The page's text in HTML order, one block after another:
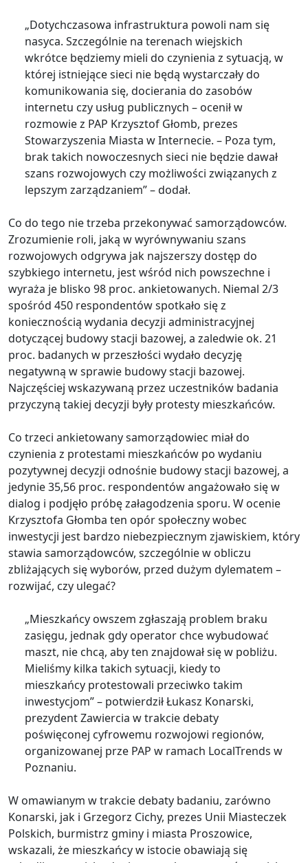
„Dotychczasowa infrastruktura powoli nam się
nasyca. Szczególnie na terenach wiejskich
wkrótce będziemy mieli do czynienia z sytuacją, w
której istniejące sieci nie będą wystarczały do
komunikowania się, docierania do zasobów
internetu czy usług publicznych – ocenił w
rozmowie z PAP Krzysztof Głomb, prezes
Stowarzyszenia Miasta w Internecie. – Poza tym,
brak takich nowoczesnych sieci nie będzie dawał
szans rozwojowych czy możliwości związanych z
lepszym zarządzaniem” – dodał.
Co do tego nie trzeba przekonywać samorządowców.
Zrozumienie roli, jaką w wyrównywaniu szans
rozwojowych odgrywa jak najszerszy dostęp do
szybkiego internetu, jest wśród nich powszechne i
wyraża je blisko 98 proc. ankietowanych. Niemal 2/3
spośród 450 respondentów spotkało się z
koniecznością wydania decyzji administracyjnej
dotyczącej budowy stacji bazowej, a zaledwie ok. 21
proc. badanych w przeszłości wydało decyzję
negatywną w sprawie budowy stacji bazowej.
Najczęściej wskazywaną przez uczestników badania
przyczyną takiej decyzji były protesty mieszkańców.
Co trzeci ankietowany samorządowiec miał do
czynienia z protestami mieszkańców po wydaniu
pozytywnej decyzji odnośnie budowy stacji bazowej, a
jedynie 35,56 proc. respondentów angażowało się w
dialog i podjęło próbę załagodzenia sporu. W ocenie
Krzysztofa Głomba ten opór społeczny wobec
inwestycji jest bardzo niebezpiecznym zjawiskiem, który
stawia samorządowców, szczególnie w obliczu
zbliżających się wyborów, przed dużym dylematem –
rozwijać, czy ulegać?
„Mieszkańcy owszem zgłaszają problem braku
zasięgu, jednak gdy operator chce wybudować
maszt, nie chcą, aby ten znajdował się w pobliżu.
Mieliśmy kilka takich sytuacji, kiedy to
mieszkańcy protestowali przeciwko takim
inwestycjom” – potwierdził Łukasz Konarski,
prezydent Zawiercia w trakcie debaty
poświęconej cyfrowemu rozwojowi regionów,
organizowanej prze PAP w ramach LocalTrends w
Poznaniu.
W omawianym w trakcie debaty badaniu, zarówno
Konarski, jak i Grzegorz Cichy, prezes Unii Miasteczek
Polskich, burmistrz gminy i miasta Proszowice,
wskazali, że mieszkańcy w istocie obawiają się